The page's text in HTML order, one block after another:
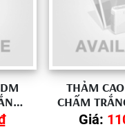
THẢM
CHẤM
Giá: